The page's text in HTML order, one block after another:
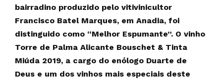
bairradino produzido pelo vitivinicultor
Francisco Batel Marques, em Anadia, foi
distinguido como “Melhor Espumante”. O vinho
Torre de Palma Alicante Bouschet & Tinta
Miúda 2019, a cargo do enólogo Duarte de
Deus e um dos vinhos mais especiais deste